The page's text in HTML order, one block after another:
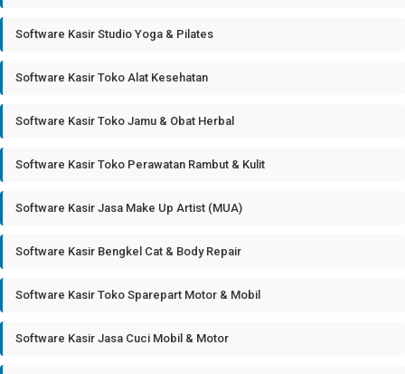
Software Kasir Studio Yoga & Pilates
Software Kasir Toko Alat Kesehatan
Software Kasir Toko Jamu & Obat Herbal
Software Kasir Toko Perawatan Rambut & Kulit
Software Kasir Jasa Make Up Artist (MUA)
Software Kasir Bengkel Cat & Body Repair
Software Kasir Toko Sparepart Motor & Mobil
Software Kasir Jasa Cuci Mobil & Motor